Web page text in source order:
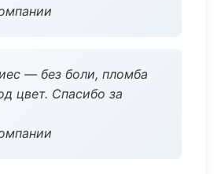
— без боли, пломба
цвет. Спасибо за